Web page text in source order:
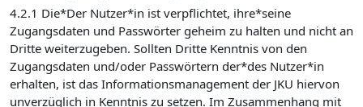
4.2.1 Die*Der Nutzer*in ist verpflichtet, ihre*seine
Zugangsdaten und Passwörter geheim zu halten und nicht an
Dritte weiterzugeben. Sollten Dritte Kenntnis von den
Zugangsdaten und/oder Passwörtern der*des Nutzer*in
erhalten, ist das Informationsmanagement der JKU hiervon
unverzüglich in Kenntnis zu setzen. Im Zusammenhang mit